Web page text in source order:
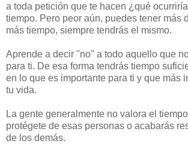
a toda petición que te hacen ¿qué
tiempo. Pero peor aún, puedes tener más
más tiempo, siempre tendrás el mismo.
Aprende a decir "no" a todo aquello que
para ti. De esa forma tendrás tiempo
en lo que es importante para ti y que más
tu vida.
La gente generalmente no valora el
protégete de esas personas o acabarás
de los demás.